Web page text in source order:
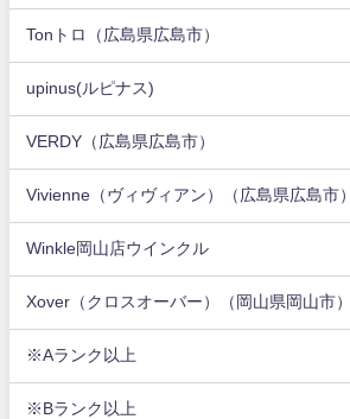
Tonトロ（広島県広島市）
upinus(ルピナス)
VERDY（広島県広島市）
Vivienne（ヴィヴィアン）（広島県広島市）
Winkle岡山店ウインクル
Xover（クロスオーバー）（岡山県岡山市）
※Aランク以上
※Bランク以上